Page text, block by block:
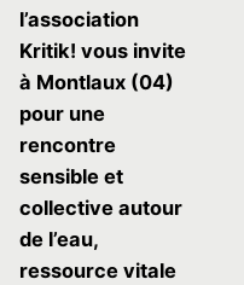
l’association
Kritik! vous invite
à Montlaux (04)
pour une
rencontre
sensible et
collective autour
de l’eau,
ressource vitale